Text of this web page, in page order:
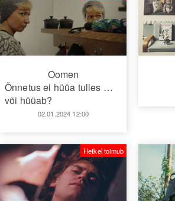
Oomen
Õnnetus ei hüüa tulles …
või hüüab?
02.01.2024 12:00
Hetkel toimub